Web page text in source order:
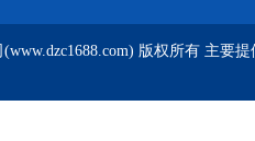
版权所有 主要提